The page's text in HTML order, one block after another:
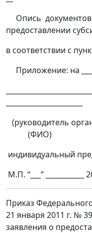
Опись
предоставлении
в соответствии с
Приложение: на
(руководитель
(ФИО)
индивидуальный
М.П. “___” ___________
Приказ
21 января 2011 г. №
заявления о